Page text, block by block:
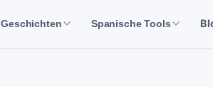
Geschichten Spanische Tools